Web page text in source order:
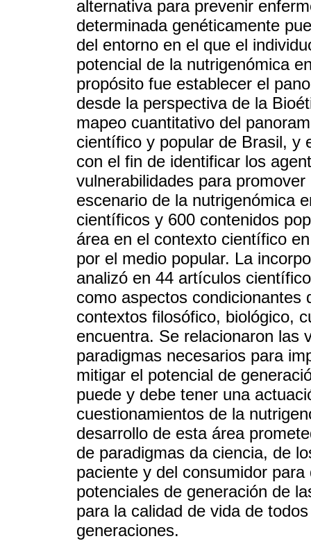
alternativa para prevenir
determinada genéticamente
del entorno en el que el
potencial de la nutrigenómica
propósito fue establecer el
desde la perspectiva de la
mapeo cuantitativo del
científico y popular de Brasil, y
con el fin de identificar los
vulnerabilidades para
escenario de la nutrigenómica
científicos y 600 contenidos
área en el contexto científico
por el medio popular. La
analizó en 44 artículos
como aspectos condicionantes
contextos filosófico, biológico,
encuentra. Se relacionaron las
paradigmas necesarios para
mitigar el potencial de
puede y debe tener una
cuestionamientos de la
desarrollo de esta área
de paradigmas da ciencia, de
paciente y del consumidor
potenciales de generación de
para la calidad de vida de
generaciones.